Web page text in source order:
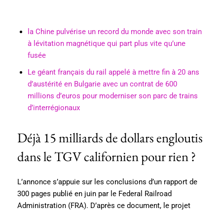
la Chine pulvérise un record du monde avec son train
à lévitation magnétique qui part plus vite qu’une
fusée
Le géant français du rail appelé à mettre fin à 20 ans
d’austérité en Bulgarie avec un contrat de 600
millions d’euros pour moderniser son parc de trains
d’interrégionaux
Déjà 15 milliards de dollars engloutis
dans le TGV californien pour rien ?
L’annonce s’appuie sur les conclusions d’un rapport de
300 pages publié en juin par le Federal Railroad
Administration (FRA). D’après ce document, le projet